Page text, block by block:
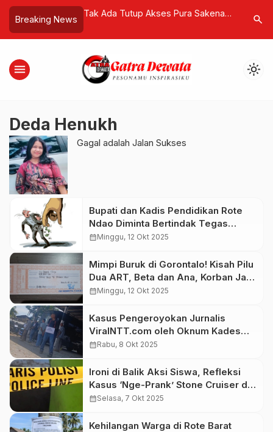
Breaking News
Yogyakarta
Tiongkok
Tak Ada Tutup Akses Pura Sakenan!
Hektar
Mausearch
menu light_mode
Deda Henukh
Gagal adalah Jalan Sukses
Bupati dan Kadis Pendidikan Rote
Ndao Diminta Bertindak Tegas
Terkait Dugaan Pemerasan oleh
calendar_monthMinggu, 12 Okt 2025
Mimpi Buruk di Gorontalo! Kisah Pilu
Dua ART, Beta dan Ana, Korban Janji
Palsu
calendar_monthMinggu, 12 Okt 2025
Kasus Pengeroyokan Jurnalis
ViralNTT.com oleh Oknum Kades
Letmafo Berlanjut: Polres TTU Gelar
calendar_monthRabu, 8 Okt 2025
Ironi di Balik Aksi Siswa, Refleksi
Kasus ‘Nge-Prank’ Stone Cruiser di
Rote Ndao
calendar_monthSelasa, 7 Okt 2025
Kehilangan Warga di Rote Barat